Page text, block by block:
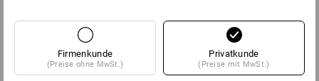
Firmenkunde
(Preise ohne MwSt.)
Privatkunde
(Preise mit MwSt.)